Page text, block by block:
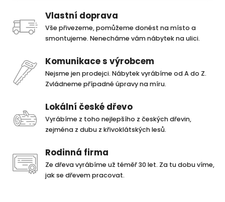
Vlastní doprava
Vše přivezeme, pomůžeme donést na místo a
smontujeme. Nenecháme vám nábytek na ulici.
Komunikace s výrobcem
Nejsme jen prodejci. Nábytek vyrábíme od A do Z.
Zvládneme případné úpravy na míru.
Lokální české dřevo
Vyrábíme z toho nejlepšího z českých dřevin,
zejména z dubu z křivoklátských lesů.
Rodinná firma
Ze dřeva vyrábíme už téměř 30 let. Za tu dobu víme,
jak se dřevem pracovat.